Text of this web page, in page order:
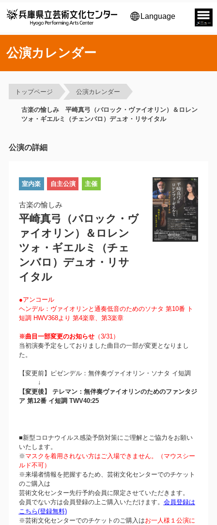
Language
公演カレンダー
トップページ 公演カレンダー
古楽の愉しみ 平崎真弓（バロック・ヴァイオリン）＆ロレン
ツォ・ギエルミ（チェンバロ）デュオ・リサイタル
公演の詳細
室内楽 自主公演 主催
古楽の愉しみ
平崎真弓（バロック・ヴ
ァイオリン）＆ロレン
ツォ・ギエルミ（チェ
ンバロ）デュオ・リサ
イタル
●アンコール
ヘンデル：ヴァイオリンと通奏低音のためのソナタ 第10番 ト
短調 HWV368より 第4楽章、第3楽章
※曲目一部変更のお知らせ（3/31）
当初演奏予定をしておりました曲目の一部が変更となりまし
た。
【変更前】ピゼンデル：無伴奏ヴァイオリン・ソナタ イ短調
↓
【変更後】 テレマン：無伴奏ヴァイオリンのためのファンタジ
ア 第12番 イ短調 TWV40:25
■新型コロナウイルス感染予防対策にご理解とご協力をお願い
いたします。
※ マスクを着用されない方はご入場できません。（マウスシー
ルド不可）
※来場者情報を把握するため、芸術文化センターでのチケット
のご購入は
芸術文化センター先行予約会員に限定させていただきます。
会員でない方は会員登録の上ご購入いただけます。 会員登録は
こちら(登録無料)
※芸術文化センターでのチケットのご購入はお一人様１公演に